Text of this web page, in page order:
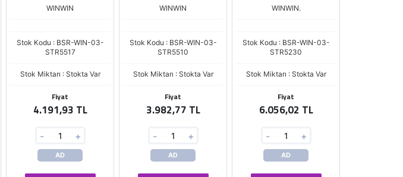
WINWIN
Stok Kodu : BSR-WIN-03-
STR5517
Stok Miktarı : Stokta Var
Fiyat
4.191,93 TL
- +
AD
FIESTA TD FOCUS
WINWIN
Stok Kodu : BSR-WIN-03-
STR5510
Stok Miktarı : Stokta Var
Fiyat
3.982,77 TL
- +
AD
WINWIN.
Stok Kodu : BSR-WIN-03-
STR5230
Stok Miktarı : Stokta Var
Fiyat
6.056,02 TL
- +
AD